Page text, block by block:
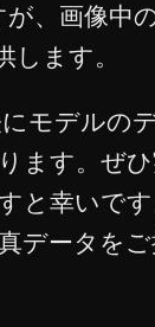
が、画像中
ます。
モデルの
ます。ぜ
と幸いで
データを